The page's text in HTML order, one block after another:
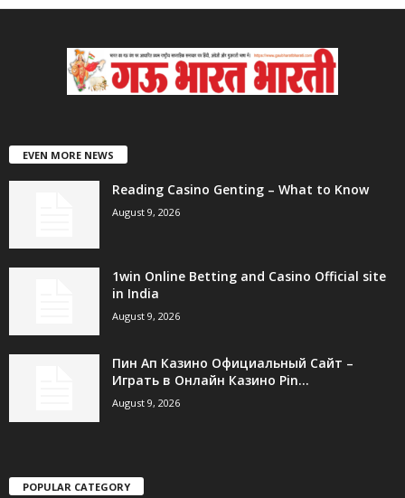
EVEN MORE NEWS
Reading Casino Genting – What to Know
August 9, 2026
1win Online Betting and Casino Official site
in India
August 9, 2026
Пин Ап Казино Официальный Сайт –
Играть в Онлайн Казино Pin...
August 9, 2026
POPULAR CATEGORY